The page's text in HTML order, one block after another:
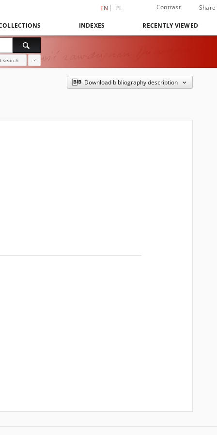
EN PL Contrast Share
INDEXES RECENTLY VIEWED
search ?
Download bibliography description